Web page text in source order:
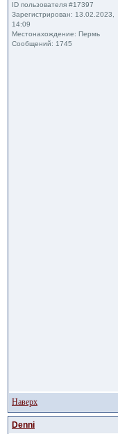
ID пользователя #17397
Зарегистрирован: 13.02.2023,
14:09
Местонахождение: Пермь
Сообщений: 1745
Наверх
Denni